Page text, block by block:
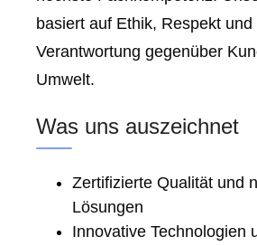
basiert auf Ethik, Respekt und
Verantwortung gegenüber
Umwelt.
Was uns auszeichnet
Zertifizierte Qualität und
Lösungen
Innovative Technologien